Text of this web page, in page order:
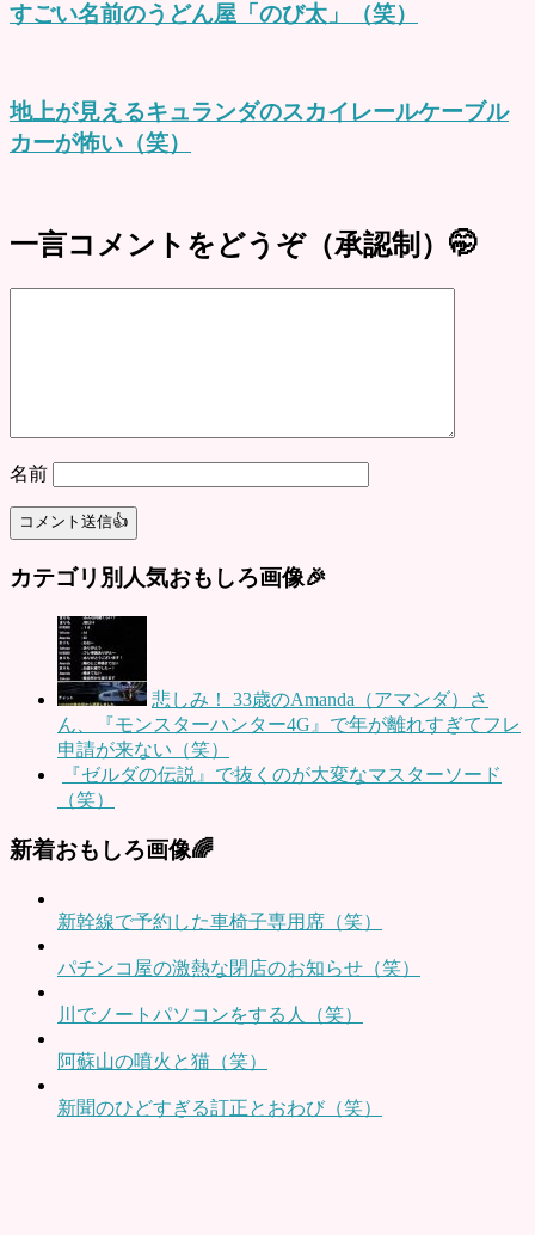
すごい名前のうどん屋「のび太」（笑）
地上が見えるキュランダのスカイレールケーブル
カーが怖い（笑）
一言コメントをどうぞ（承認制）🤭
名前
カテゴリ別人気おもしろ画像🎉
悲しみ！ 33歳のAmanda（アマンダ）さ
ん、『モンスターハンター4G』で年が離れすぎてフレ
申請が来ない（笑）
『ゼルダの伝説』で抜くのが大変なマスターソード
（笑）
新着おもしろ画像🌈
新幹線で予約した車椅子専用席（笑）
パチンコ屋の激熱な閉店のお知らせ（笑）
川でノートパソコンをする人（笑）
阿蘇山の噴火と猫（笑）
新聞のひどすぎる訂正とおわび（笑）